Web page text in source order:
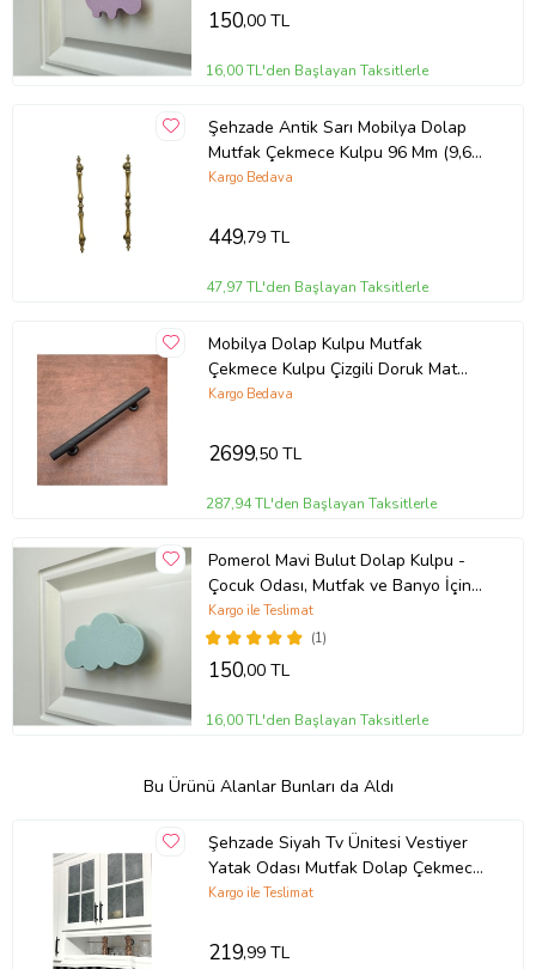
150,00 TL
16,00 TL'den Başlayan Taksitlerle
Şehzade Antik Sarı Mobilya Dolap
Mutfak Çekmece Kulpu 96 Mm (9,6
Cm) 2 Adet (STD)
Kargo Bedava
449,79 TL
47,97 TL'den Başlayan Taksitlerle
Mobilya Dolap Kulpu Mutfak
Çekmece Kulpu Çizgili Doruk Mat
Siyah 128 Mm 20 Adet
Kargo Bedava
2699,50 TL
287,94 TL'den Başlayan Taksitlerle
Pomerol Mavi Bulut Dolap Kulpu -
Çocuk Odası, Mutfak ve Banyo İçin
Eğlenceli ve Dayanıklı Mobilya Kulp
(1)
Kargo ile Teslimat
150,00 TL
16,00 TL'den Başlayan Taksitlerle
Bu Ürünü Alanlar Bunları da Aldı
Şehzade Siyah Tv Ünitesi Vestiyer
Yatak Odası Mutfak Dolap Çekmece
Kulpu 128 Mm (12,8 Cm) 4 Adet (Mat
Kargo ile Teslimat
219,99 TL